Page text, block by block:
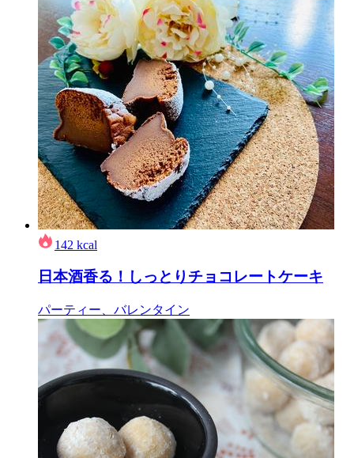
142 kcal
日本酒香る！しっとりチョコレートケーキ
パーティー、バレンタイン